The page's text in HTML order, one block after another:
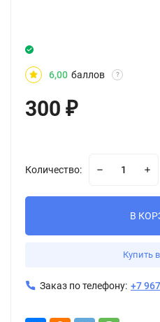
6,00 баллов ?
300 ₽
Количество:
В
Купить
Заказ по телефону: +7